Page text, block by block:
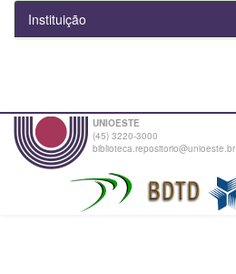
Instituição
UNIOESTE
(45) 3220-3000
biblioteca.repositorio@unioeste.br